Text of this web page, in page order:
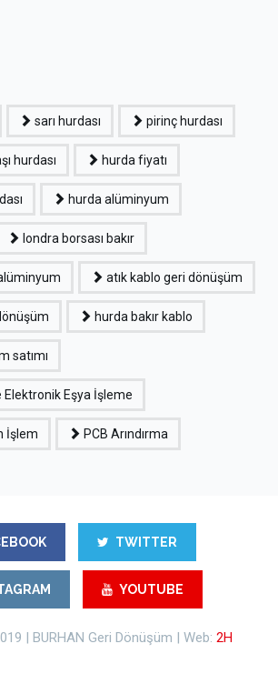
sarı hurdası pirinç hurdası
hurdası hurda fiyatı
hurda alüminyum
londra borsası bakır
atık kablo geri dönüşüm
hurda bakır kablo
satımı
Elektronik Eşya İşleme
İşlem PCB Arındırma
TWITTER
YOUTUBE
| BURHAN Geri Dönüşüm | Web: 2H